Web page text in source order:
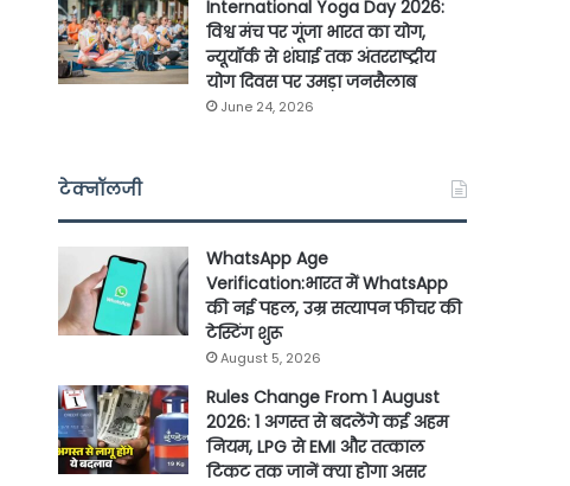
International Yoga Day 2026:
विश्व मंच पर गूंजा भारत का योग,
न्यूयॉर्क से शंघाई तक अंतरराष्ट्रीय
योग दिवस पर उमड़ा जनसैलाब
June 24, 2026
टेक्नॉलजी
WhatsApp Age
Verification:भारत में WhatsApp
की नई पहल, उम्र सत्यापन फीचर की
टेस्टिंग शुरू
August 5, 2026
Rules Change From 1 August
2026: 1 अगस्त से बदलेंगे कई अहम
नियम, LPG से EMI और तत्काल
टिकट तक जानें क्या होगा असर